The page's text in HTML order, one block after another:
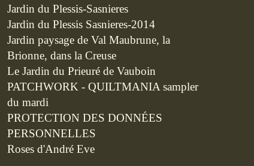
Jardin du Plessis-Sasnieres
Jardin du Plessis Sasnieres-2014
Jardin paysage de Val Maubrune, la
Brionne, dans la Creuse
Le Jardin du Prieuré de Vauboin
PATCHWORK - QUILTMANIA sampler
du mardi
PROTECTION DES DONNÉES
PERSONNELLES
Roses d'André Eve